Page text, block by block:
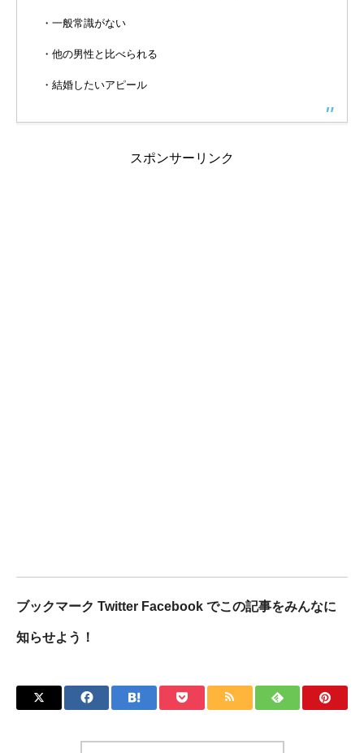
・一般常識がない
・他の男性と比べられる
・結婚したいアピール
スポンサーリンク
ブックマーク Twitter Facebook でこの記事をみんなに
知らせよう！